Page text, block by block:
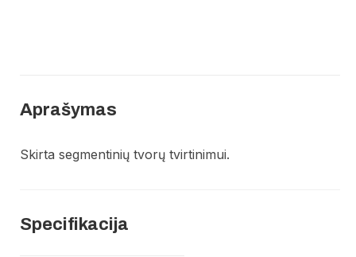
Aprašymas
Skirta segmentinių tvorų tvirtinimui.
Specifikacija